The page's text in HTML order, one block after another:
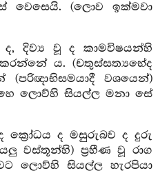
(ලොව ඉක්මවා
දිව්‍ය වූ ද කාමවිෂයන්හි
ය. (චතුස්සත්‍යභේද
(පරිඥාභිසමයාදී වශයෙන්)
හෙ ලොව්හි සියල්ල මනා සේ
ක්‍රෝධය ද මසුරුබව ද දුරු
වස්තූන්හි) ප්‍රහීණ වූ රාග
ලොව්හි සියල්ල හැරපියා